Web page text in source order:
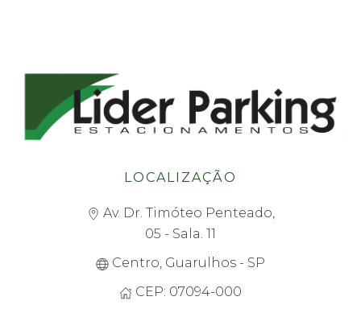
LOCALIZAÇÃO
Av. Dr. Timóteo Penteado,
05 - Sala. 11
Centro, Guarulhos - SP
CEP: 07094-000